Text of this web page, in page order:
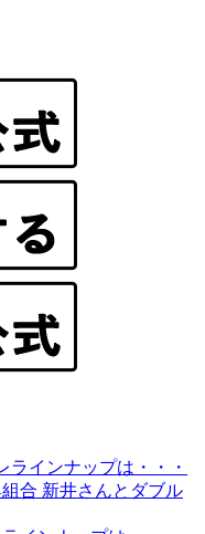
ラインナップは・・・
合 新井さんとダブル